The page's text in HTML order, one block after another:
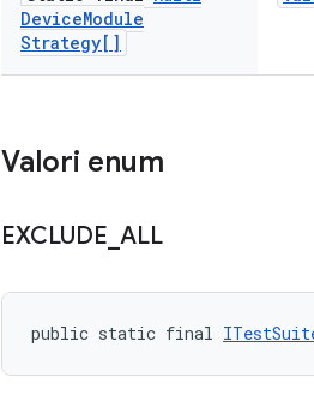
DeviceModule
Strategy[]
Valori enum
EXCLUDE ALL
public static final